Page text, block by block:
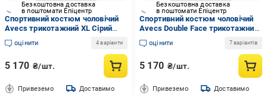
Безкоштовна доставка
в поштомати Епіцентр
Спортивний костюм чоловічий
Avecs трикотажний XL Сірий
(50617/17-XL)
оцінити 4 варіанти
5 170 ₴/шт.
Привеземо Доставимо
Безкоштовна доставка
в поштомати Епіцентр
Спортивний костюм чоловічий
Avecs Double Face трикотажний
XL Сірий (50603/17-XL)
оцінити 7 варіантів
5 170 ₴/шт.
Привеземо Доставимо